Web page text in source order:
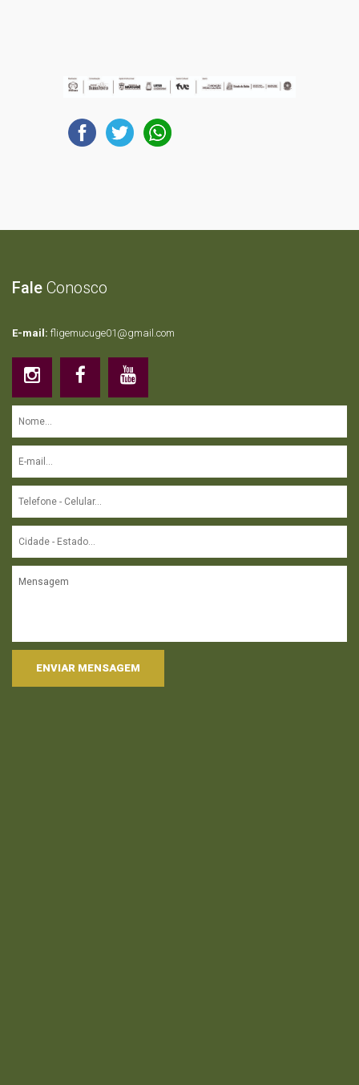
Fale Conosco
E-mail: fligemucuge01@gmail.com